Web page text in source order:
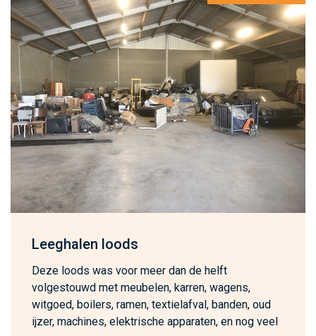
Leeghalen loods
Deze loods was voor meer dan de helft
volgestouwd met meubelen, karren, wagens,
witgoed, boilers, ramen, textielafval, banden, oud
ijzer, machines, elektrische apparaten, en nog veel